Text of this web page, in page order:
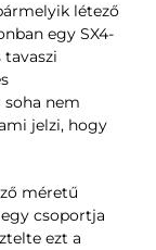
létező
egy SX4-
tavaszi
soha nem
jelzi, hogy
méretű
csoportja
ezt a